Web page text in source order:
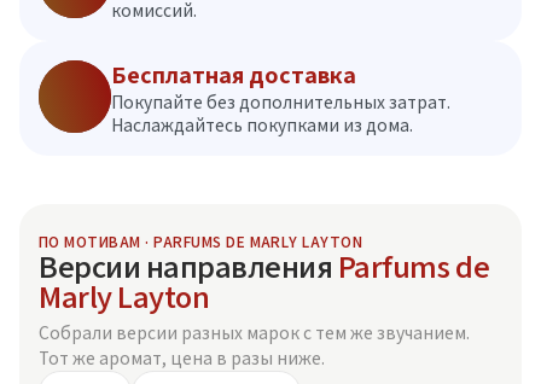
комиссий.
Бесплатная доставка
Покупайте без дополнительных затрат.
Наслаждайтесь покупками из дома.
ПО МОТИВАМ · PARFUMS DE MARLY LAYTON
Версии направления Parfums de
Marly Layton
Собрали версии разных марок с тем же звучанием.
Тот же аромат, цена в разы ниже.